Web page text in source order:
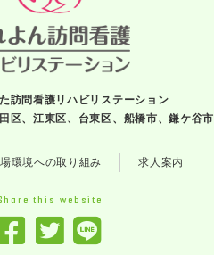
訪問看護リハビリステーション
区、江東区、台東区、船橋市、鎌ケ谷市
環境への取り組み 求人案内
this website